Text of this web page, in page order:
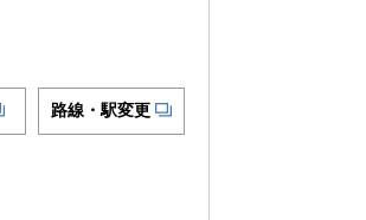
路線・駅変更